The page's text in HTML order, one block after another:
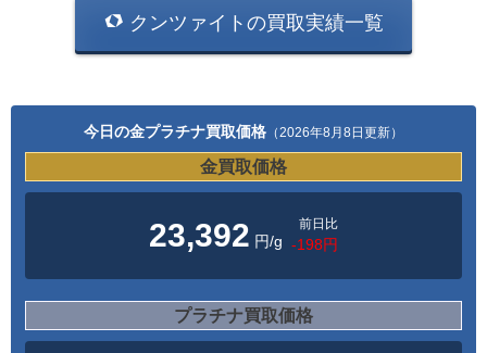
クンツァイトの買取実績一覧
今日の金プラチナ買取価格 （2026年8月8日更新）
金買取価格
23,392 円/g
前日比
-198円
プラチナ買取価格